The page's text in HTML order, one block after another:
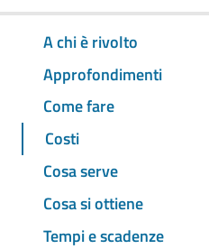
A chi è rivolto
Approfondimenti
Come fare
Costi
Cosa serve
Cosa si ottiene
Tempi e scadenze